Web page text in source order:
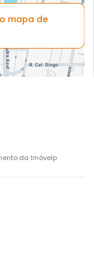
mapa de
da Imóvelp